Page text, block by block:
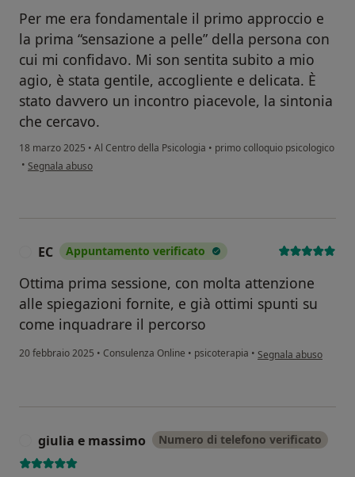
Per me era fondamentale il primo approccio e
la prima “sensazione a pelle” della persona con
cui mi confidavo. Mi son sentita subito a mio
agio, è stata gentile, accogliente e delicata. È
stato davvero un incontro piacevole, la sintonia
che cercavo.
18 marzo 2025 • Al Centro della Psicologia • primo colloquio psicologico
• secondo l'opinione dell'utente C.B.
Segnala abuso
EC Appuntamento verificato
Ottima prima sessione, con molta attenzione
alle spiegazioni fornite, e già ottimi spunti su
come inquadrare il percorso
20 febbraio 2025 • Consulenza Online • psicoterapia • secondo l'opinione
Segnala abuso
giulia e massimo Numero di telefono verificato